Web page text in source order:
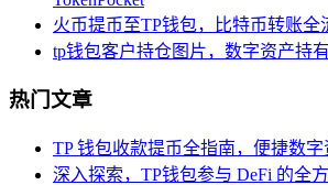
火币提币至TP钱包，比特币转账全
tp钱包客户持仓图片，数字资产持
热门文章
TP 钱包收款提币全指南，便捷数
深入探索，TP钱包参与 DeFi 的全